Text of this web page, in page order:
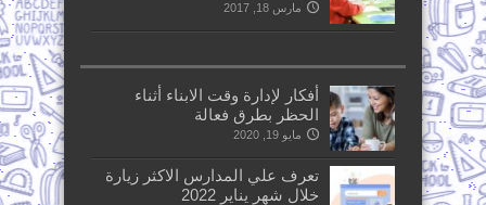
مارس 18, 2017
أفكار لإدارة وقت الابناء أثناء
الحظر بطرق فعالة
مايو 19, 2020
تعرف علي المدارس الاكثر زيارة
خلال شهر يناير 2022